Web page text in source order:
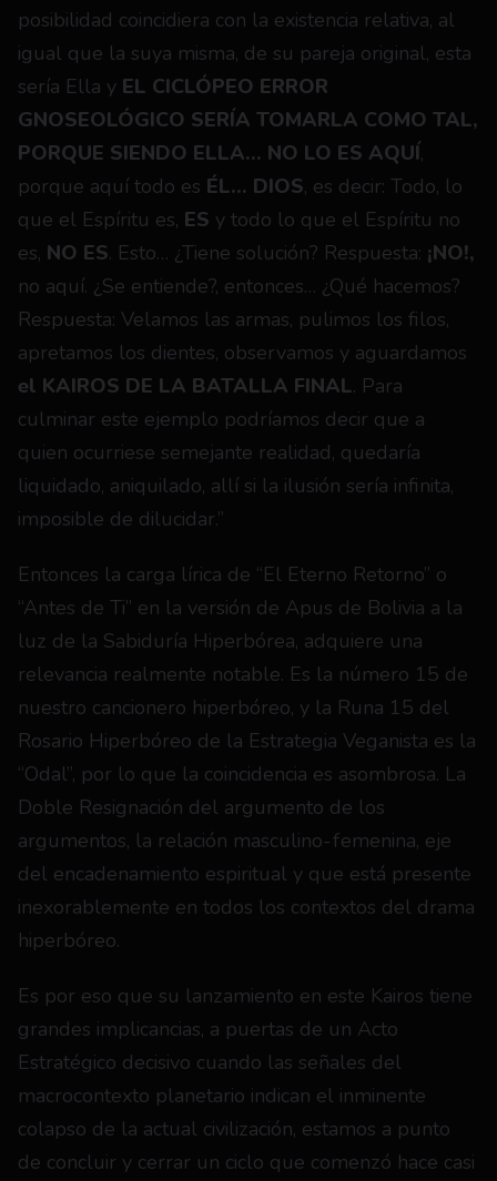
posibilidad coincidiera con la existencia relativa, al
igual que la suya misma, de su pareja original, esta
sería Ella y EL CICLÓPEO ERROR
GNOSEOLÓGICO SERÍA TOMARLA COMO TAL,
PORQUE SIENDO ELLA… NO LO ES AQUÍ,
porque aquí todo es ÉL… DIOS, es decir: Todo, lo
que el Espíritu es, ES y todo lo que el Espíritu no
es, NO ES. Esto… ¿Tiene solución? Respuesta: ¡NO!,
no aquí. ¿Se entiende?, entonces… ¿Qué hacemos?
Respuesta: Velamos las armas, pulimos los filos,
el KAIROS DE LA BATALLA FINAL. Para
culminar este ejemplo podríamos decir que a
quien ocurriese semejante realidad, quedaría
liquidado, aniquilado, allí si la ilusión sería infinita,
imposible de dilucidar.”
Entonces la carga lírica de “El Eterno Retorno” o
“Antes de Ti” en la versión de Apus de Bolivia a la
luz de la Sabiduría Hiperbórea, adquiere una
relevancia realmente notable. Es la número 15 de
nuestro cancionero hiperbóreo, y la Runa 15 del
Rosario Hiperbóreo de la Estrategia Veganista es la
“Odal”, por lo que la coincidencia es asombrosa. La
Doble Resignación del argumento de los
argumentos, la relación masculino-femenina, eje
del encadenamiento espiritual y que está presente
inexorablemente en todos los contextos del drama
hiperbóreo.
Es por eso que su lanzamiento en este Kairos tiene
grandes implicancias, a puertas de un Acto
Estratégico decisivo cuando las señales del
macrocontexto planetario indican el inminente
colapso de la actual civilización, estamos a punto
de concluir y cerrar un ciclo que comenzó hace casi